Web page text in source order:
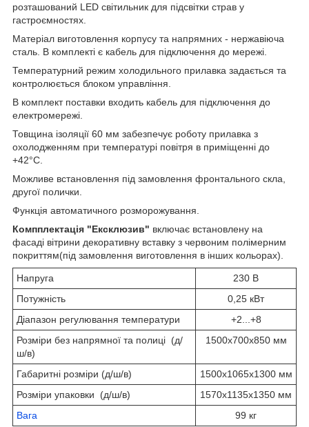
розташований LED світильник для підсвітки страв у
гастроємностях.
Матеріал виготовлення корпусу та напрямних - нержавіюча
сталь. В комплекті є кабель для підключення до мережі.
Температурний режим холодильного прилавка задається та
контролюється блоком управління.
В комплект поставки входить кабель для підключення до
електромережі.
Товщина ізоляції 60 мм забезпечує роботу прилавка з
охолодженням при температурі повітря в приміщенні до
+42°С.
Можливе встановлення під замовлення фронтального скла,
другої полички.
Функція автоматичного розморожування.
Компплектація "Ексклюзив" включає встановлену на
фасаді вітрини декоративну вставку з червоним полімерним
покриттям(під замовлення виготовлення в інших кольорах).
Напруга
230 В
Потужність
0,25 кВт
Діапазон регулювання температури
+2...+8
Розміри без напрямної та полиці (д/
ш/в)
1500х700х850 мм
Габаритні розміри (д/ш/в)
1500х1065х1300 мм
Розміри упаковки (д/ш/в)
1570х1135х1350 мм
Вага
99 кг